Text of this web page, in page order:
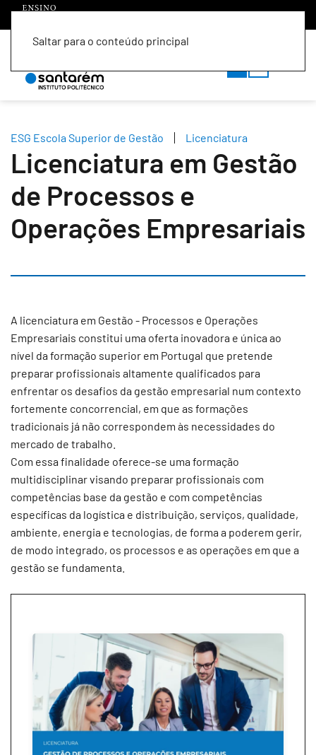
Saltar para o conteúdo principal
ESG Escola Superior de Gestão Licenciatura
Licenciatura em Gestão
de Processos e
Operações Empresariais
A licenciatura em Gestão - Processos e Operações
Empresariais constitui uma oferta inovadora e única ao
nível da formação superior em Portugal que pretende
preparar profissionais altamente qualificados para
enfrentar os desafios da gestão empresarial num contexto
fortemente concorrencial, em que as formações
tradicionais já não correspondem às necessidades do
mercado de trabalho.
Com essa finalidade oferece-se uma formação
multidisciplinar visando preparar profissionais com
competências base da gestão e com competências
específicas da logística e distribuição, serviços, qualidade,
ambiente, energia e tecnologias, de forma a poderem gerir,
de modo integrado, os processos e as operações em que a
gestão se fundamenta.